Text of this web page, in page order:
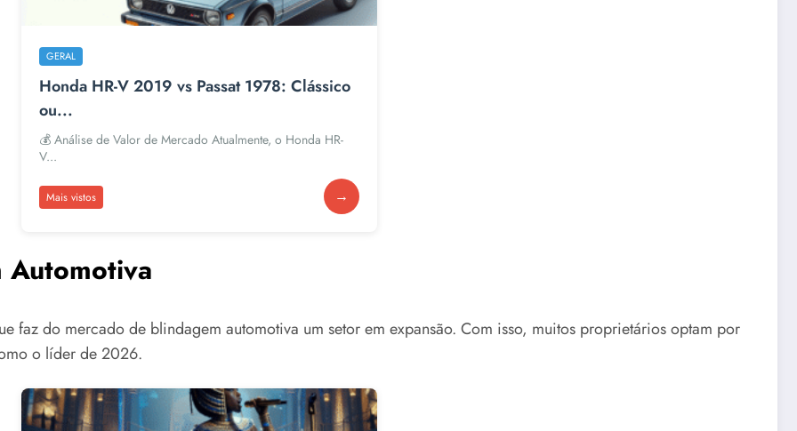
GERAL
Honda HR-V 2019 vs Passat 1978: Clássico
ou...
💰 Análise de Valor de Mercado Atualmente, o Honda HR-
V...
Mais vistos →
Automotiva
faz do mercado de blindagem automotiva um setor em expansão. Com isso, muitos proprietários optam por
o líder de 2026.